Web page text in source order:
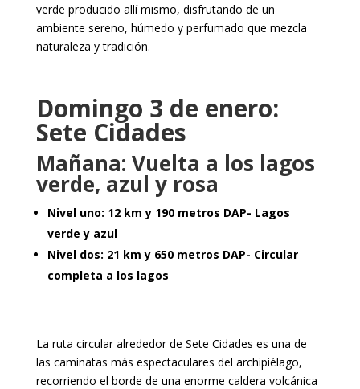
verde producido allí mismo, disfrutando de un
ambiente sereno, húmedo y perfumado que mezcla
naturaleza y tradición.
Domingo 3 de enero:
Sete Cidades
Mañana: Vuelta a los lagos
verde, azul y rosa
Nivel uno: 12 km y 190 metros DAP- Lagos
verde y azul
Nivel dos: 21 km y 650 metros DAP- Circular
completa a los lagos
La ruta circular alrededor de Sete Cidades es una de
las caminatas más espectaculares del archipiélago,
recorriendo el borde de una enorme caldera volcánica